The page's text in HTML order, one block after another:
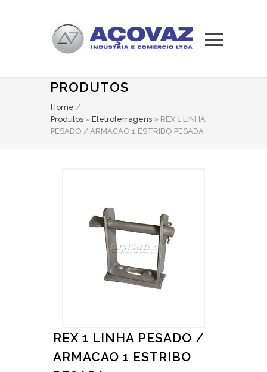
PRODUTOS
Home /
Produtos » Eletroferragens » REX 1 LINHA
PESADO / ARMACAO 1 ESTRIBO PESADA
REX 1 LINHA PESADO /
ARMACAO 1 ESTRIBO